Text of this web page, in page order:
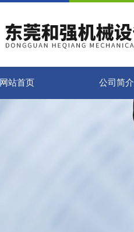
网站首页 公司简介